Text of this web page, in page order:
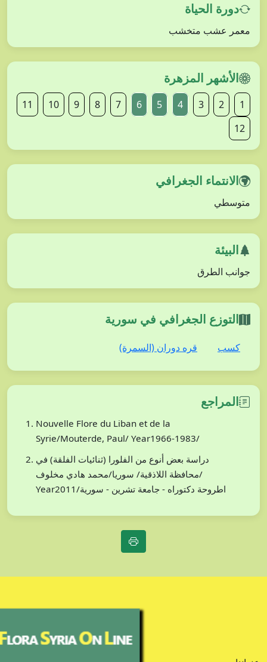
دورة الحياة
معمر عشب متخشب
الأشهر المزهرة
1
2
3
4
5
6
7
8
9
10
11
12
الانتماء الجغرافي
متوسطي
البيئة
جوانب الطرق
التوزع الجغرافي في سورية
كسب قره دوران (السمرة)
المراجع
Nouvelle Flore du Liban et de la
Syrie/Mouterde, Paul/ Year1966-1983/
دراسة بعض أنوع من الفلورا (ثنائيات الفلقة) في
محافظة اللاذقية/ سوريا/محمد هادي مخلوف/
Year2011/اطروحة دكتوراه - جامعة تشرين - سورية